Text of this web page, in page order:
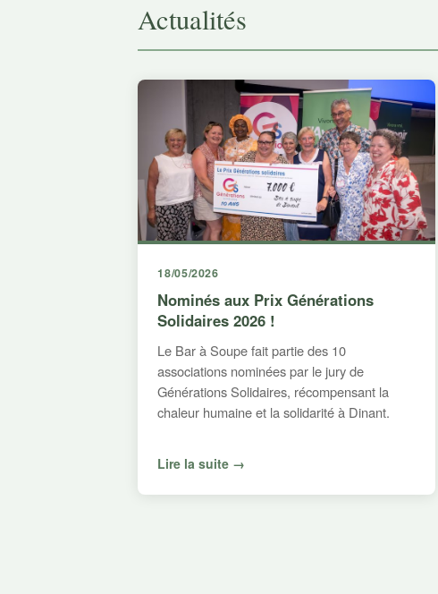
Actualités
18/05/2026
Nominés aux Prix Générations
Solidaires 2026 !
Le Bar à Soupe fait partie des 10
associations nominées par le jury de
Générations Solidaires, récompensant la
chaleur humaine et la solidarité à Dinant.
Lire la suite →